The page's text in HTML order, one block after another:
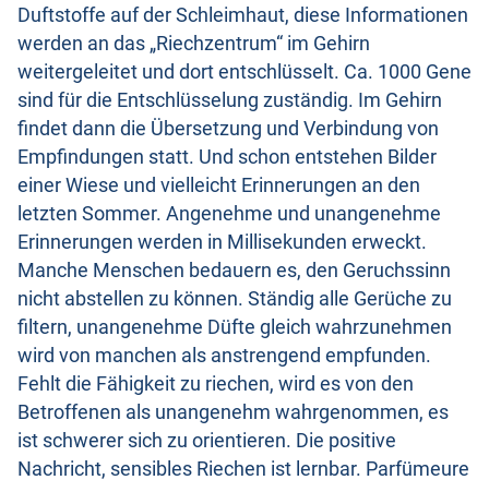
Duftstoffe auf der Schleimhaut, diese Informationen
werden an das „Riechzentrum“ im Gehirn
weitergeleitet und dort entschlüsselt. Ca. 1000 Gene
sind für die Entschlüsselung zuständig. Im Gehirn
findet dann die Übersetzung und Verbindung von
Empfindungen statt. Und schon entstehen Bilder
einer Wiese und vielleicht Erinnerungen an den
letzten Sommer. Angenehme und unangenehme
Erinnerungen werden in Millisekunden erweckt.
Manche Menschen bedauern es, den Geruchssinn
nicht abstellen zu können. Ständig alle Gerüche zu
filtern, unangenehme Düfte gleich wahrzunehmen
wird von manchen als anstrengend empfunden.
Fehlt die Fähigkeit zu riechen, wird es von den
Betroffenen als unangenehm wahrgenommen, es
ist schwerer sich zu orientieren. Die positive
Nachricht, sensibles Riechen ist lernbar. Parfümeure